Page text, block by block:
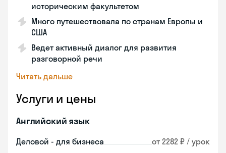
историческим факультетом
Много путешествовала по странам Европы и
США
Ведет активный диалог для развития
разговорной речи
Читать дальше
Услуги и цены
Английский язык
Деловой - для бизнеса от 2282 ₽ / урок